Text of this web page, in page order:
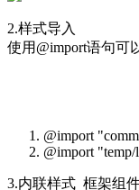
2.样式导入
使用@import语句可
@import
@import
3.内联样式 框架组